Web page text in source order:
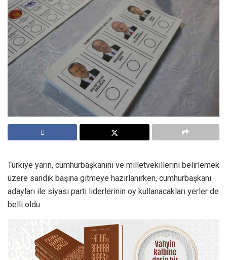
Türkiye yarın, cumhurbaşkanını ve milletvekillerini belirlemek
üzere sandık başına gitmeye hazırlanırken, cumhurbaşkanı
adayları ile siyasi parti liderlerinin oy kullanacakları yerler de
belli oldu.